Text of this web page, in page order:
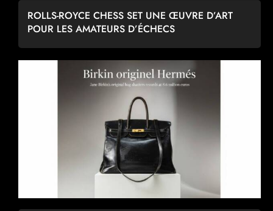
ROLLS-ROYCE CHESS SET UNE ŒUVRE D’ART
POUR LES AMATEURS D’ÉCHECS